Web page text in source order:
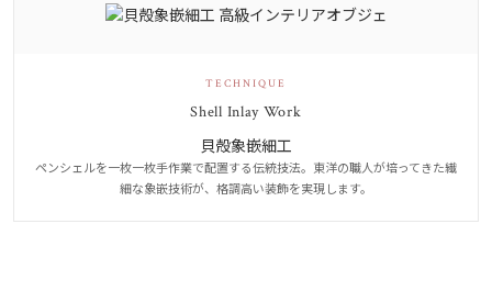
TECHNIQUE
Shell Inlay Work
貝殻象嵌細工
ペンシェルを一枚一枚手作業で配置する伝統技法。東洋の職人が培ってきた繊
細な象嵌技術が、格調高い装飾を実現します。